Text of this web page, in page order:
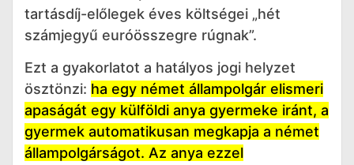
tartásdíj-előlegek éves költségei „hét
számjegyű euróösszegre rúgnak”.
Ezt a gyakorlatot a hatályos jogi helyzet
ösztönzi: ha egy német állampolgár elismeri
apaságát egy külföldi anya gyermeke iránt, a
gyermek automatikusan megkapja a német
állampolgárságot. Az anya ezzel